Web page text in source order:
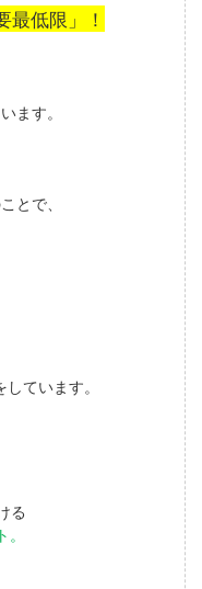
最低限」！
ます。
とで、
しています。
る